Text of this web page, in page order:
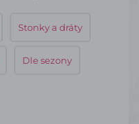
Stonky a dráty
Dle sezony